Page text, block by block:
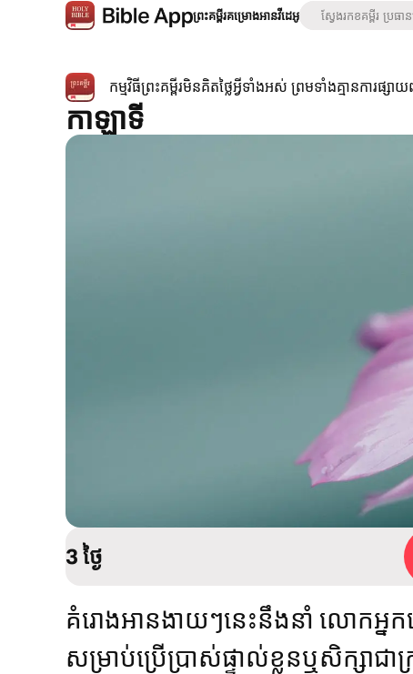
ព្រះគម្ពីរគម្រោងអានវីដេអូ
កម្មវិធីព្រះគម្ពីរមិនគិតថ្លៃអ្វីទាំងអស់ ព្រមទាំងគ្មានការផ្ស
កាឡាទី
3 ថ្ងៃ
គំរោងអានងាយៗនេះនឹងនាំ លោកអ្ន
សម្រាប់ប្រើប្រាស់ផ្ទាល់ខ្លួនឬសិក្សាជា